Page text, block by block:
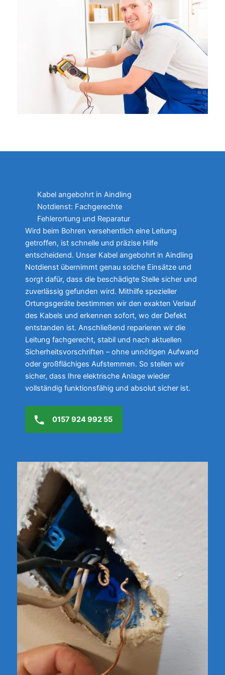
Kabel angebohrt in Aindling
Notdienst: Fachgerechte
Fehlerortung und Reparatur
Wird beim Bohren versehentlich eine Leitung
getroffen, ist schnelle und präzise Hilfe
entscheidend. Unser Kabel angebohrt in Aindling
Notdienst übernimmt genau solche Einsätze und
sorgt dafür, dass die beschädigte Stelle sicher und
zuverlässig gefunden wird. Mithilfe spezieller
Ortungsgeräte bestimmen wir den exakten Verlauf
des Kabels und erkennen sofort, wo der Defekt
entstanden ist. Anschließend reparieren wir die
Leitung fachgerecht, stabil und nach aktuellen
Sicherheitsvorschriften – ohne unnötigen Aufwand
oder großflächiges Aufstemmen. So stellen wir
sicher, dass Ihre elektrische Anlage wieder
vollständig funktionsfähig und absolut sicher ist.
0157 924 992 55